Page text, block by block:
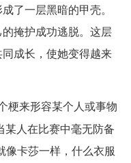
了一层黑暗的甲壳。
掩护成功逃脱。这层
成长，使她变得越来
梗来形容某个人或事物
某人在比赛中毫无防备
像卡莎一样，什么衣服